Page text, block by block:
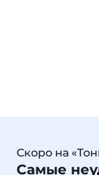
Скоро на
Самые